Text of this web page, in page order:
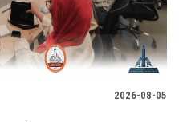
2026-08-05